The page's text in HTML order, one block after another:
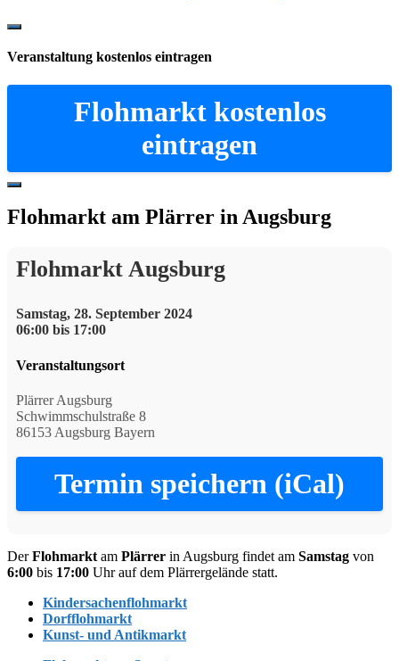
Show
Content
Veranstaltung kostenlos eintragen
Flohmarkt kostenlos
eintragen
Hide
Content
Flohmarkt am Plärrer in Augsburg
Flohmarkt Augsburg
Samstag, 28. September 2024
06:00 bis 17:00
Veranstaltungsort
Plärrer Augsburg
Schwimmschulstraße 8
86153 Augsburg Bayern
Termin speichern (iCal)
DerFlohmarkt am Plärrer in Augsburg findet am Samstag von
6:00 bis 17:00 Uhr auf dem Plärrergelände statt.
Kindersachenflohmarkt
Dorfflohmarkt
Kunst- und Antikmarkt